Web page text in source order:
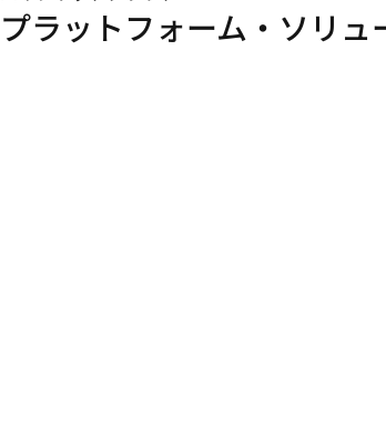
プラットフォーム・ソリュ